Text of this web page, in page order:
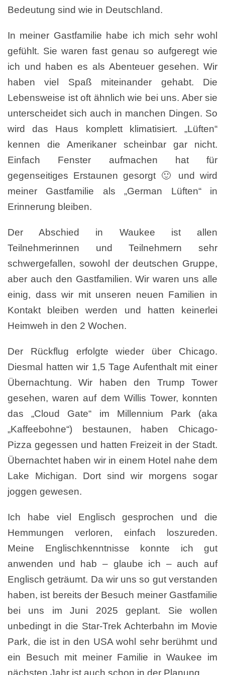
Bedeutung sind wie in Deutschland.
In meiner Gastfamilie habe ich mich sehr wohl
gefühlt. Sie waren fast genau so aufgeregt wie
ich und haben es als Abenteuer gesehen. Wir
haben viel Spaß miteinander gehabt. Die
Lebensweise ist oft ähnlich wie bei uns. Aber sie
unterscheidet sich auch in manchen Dingen. So
wird das Haus komplett klimatisiert. „Lüften“
kennen die Amerikaner scheinbar gar nicht.
Einfach Fenster aufmachen hat für
gegenseitiges Erstaunen gesorgt 🙂 und wird
meiner Gastfamilie als „German Lüften“ in
Erinnerung bleiben.
Der Abschied in Waukee ist allen
Teilnehmerinnen und Teilnehmern sehr
schwergefallen, sowohl der deutschen Gruppe,
aber auch den Gastfamilien. Wir waren uns alle
einig, dass wir mit unseren neuen Familien in
Kontakt bleiben werden und hatten keinerlei
Heimweh in den 2 Wochen.
Der Rückflug erfolgte wieder über Chicago.
Diesmal hatten wir 1,5 Tage Aufenthalt mit einer
Übernachtung. Wir haben den Trump Tower
gesehen, waren auf dem Willis Tower, konnten
das „Cloud Gate“ im Millennium Park (aka
„Kaffeebohne“) bestaunen, haben Chicago-
Pizza gegessen und hatten Freizeit in der Stadt.
Übernachtet haben wir in einem Hotel nahe dem
Lake Michigan. Dort sind wir morgens sogar
joggen gewesen.
Ich habe viel Englisch gesprochen und die
Hemmungen verloren, einfach loszureden.
Meine Englischkenntnisse konnte ich gut
anwenden und hab – glaube ich – auch auf
Englisch geträumt. Da wir uns so gut verstanden
haben, ist bereits der Besuch meiner Gastfamilie
bei uns im Juni 2025 geplant. Sie wollen
unbedingt in die Star-Trek Achterbahn im Movie
Park, die ist in den USA wohl sehr berühmt und
ein Besuch mit meiner Familie in Waukee im
nächsten Jahr ist auch schon in der Planung.